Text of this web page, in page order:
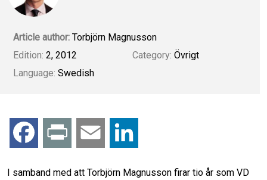
Article author: Torbjörn Magnusson
Edition: 2, 2012
Language: Swedish
Category: Övrigt
I samband med att Torbjörn Magnusson firar tio år som VD